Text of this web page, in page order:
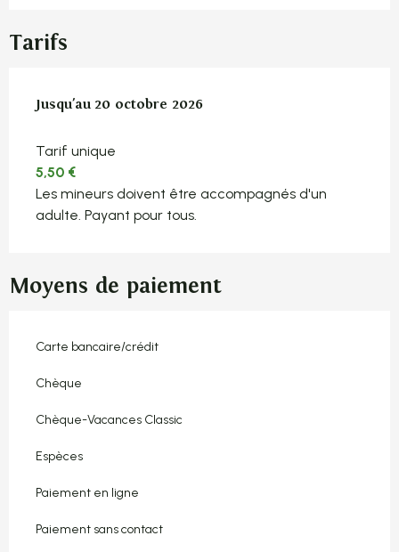
Tarifs
Du7 avril 2026au20 octobre 2026
Jusqu'au 20 octobre 2026
Tarif unique
5,50 €
Les mineurs doivent être accompagnés d'un
adulte. Payant pour tous.
Moyens de paiement
Carte bancaire/crédit
Chèque
Chèque-Vacances Classic
Espèces
Paiement en ligne
Paiement sans contact